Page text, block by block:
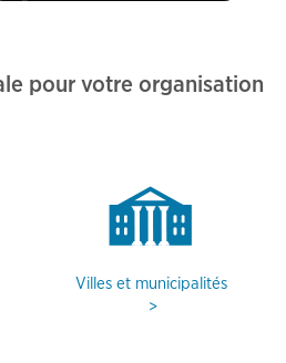
pour votre organisation
Villes et municipalités